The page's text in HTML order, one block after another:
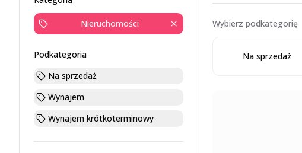
Nieruchomości
Podkategoria
Na sprzedaż
Wynajem
Wynajem krótkoterminowy
Wybierz podkategorię
Na sprzedaż